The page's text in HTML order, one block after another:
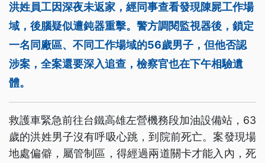
洪姓員工因深夜未返家，經同事查看發現陳屍工作場
域，後腦疑似遭鈍器重擊。警方調閱監視器後，鎖定
一名同廠區、不同工作場域的56歲男子，但他否認
涉案，全案還要深入追查，檢察官也在下午相驗遺
體。
救護車緊急前往台鐵高雄左營機務段加油設備站，63
歲的洪姓男子沒有呼吸心跳，到院前死亡。案發現場
地處偏僻，屬管制區，得經過兩道關卡才能入內，死